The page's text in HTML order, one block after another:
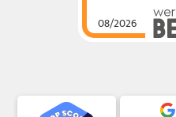
08/2026